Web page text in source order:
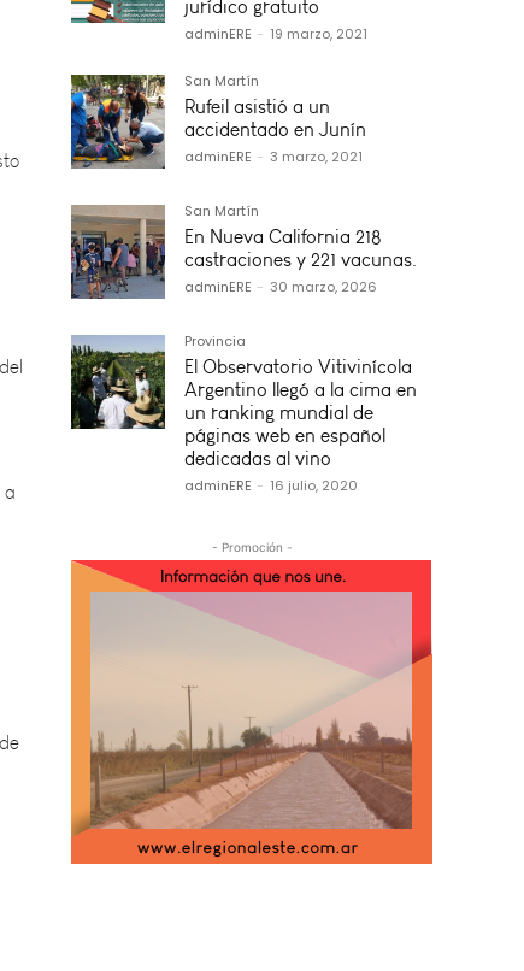
jurídico gratuito
adminERE - 19 marzo, 2021
San Martín
Rufeil asistió a un
accidentado en Junín
adminERE - 3 marzo, 2021
San Martín
En Nueva California 218
castraciones y 221 vacunas.
adminERE - 30 marzo, 2026
Provincia
El Observatorio Vitivinícola
Argentino llegó a la cima en
un ranking mundial de
páginas web en español
dedicadas al vino
adminERE - 16 julio, 2020
- Promoción -